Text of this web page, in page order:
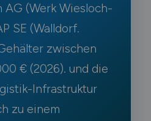
AG (Werk Wiesloch-
SE (Walldorf.
zwischen
€ (2026). und die
Infrastruktur
zu einem